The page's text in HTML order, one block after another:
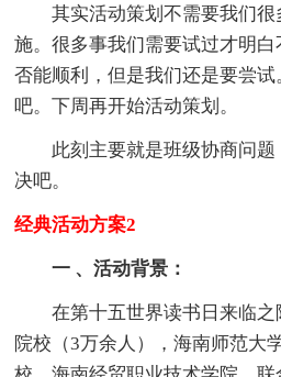
其实活动策划不需要我们很
施。很多事我们需要试过才明
否能顺利，但是我们还是要尝
吧。下周再开始活动策划。
此刻主要就是班级协商问题
决吧。
经典活动方案2
一 、活动背景：
在第十五世界读书日来临之
院校（3万余人），海南师范大